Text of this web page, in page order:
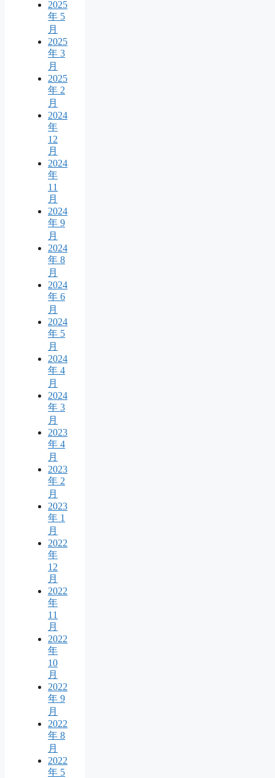
2025
年 5
月
2025
年 3
月
2025
年 2
月
2024
年
12
月
2024
年
11
月
2024
年 9
月
2024
年 8
月
2024
年 6
月
2024
年 5
月
2024
年 4
月
2024
年 3
月
2023
年 4
月
2023
年 2
月
2023
年 1
月
2022
年
12
月
2022
年
11
月
2022
年
10
月
2022
年 9
月
2022
年 8
月
2022
年 5